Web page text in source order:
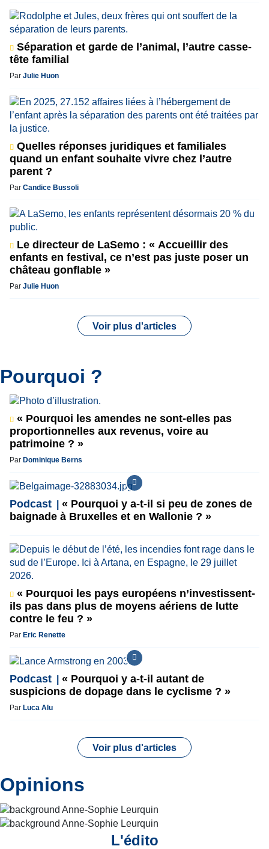
Séparation et garde de l’animal, l’autre casse-
tête familial
Par Julie Huon
Quelles réponses juridiques et familiales
quand un enfant souhaite vivre chez l’autre
parent ?
Par Candice Bussoli
Le directeur de LaSemo : « Accueillir des
enfants en festival, ce n’est pas juste poser un
château gonflable »
Par Julie Huon
Voir plus d'articles
Pourquoi ?
« Pourquoi les amendes ne sont-elles pas
proportionnelles aux revenus, voire au
patrimoine ? »
Par Dominique Berns
Podcast
« Pourquoi y a-t-il si peu de zones de
baignade à Bruxelles et en Wallonie ? »
« Pourquoi les pays européens n’investissent-
ils pas dans plus de moyens aériens de lutte
contre le feu ? »
Par Eric Renette
Podcast
« Pourquoi y a-t-il autant de
suspicions de dopage dans le cyclisme ? »
Par Luca Alu
Voir plus d'articles
Opinions
L'édito